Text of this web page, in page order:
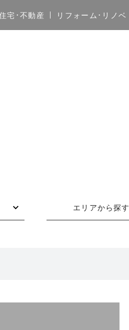
宅･不動産 リフォーム･リノベ
エリアから探す